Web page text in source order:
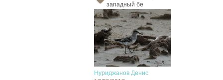
западный бе
Нуриджанов Денис